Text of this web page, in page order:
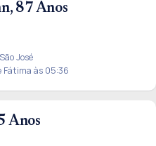
87 Anos
José
Fátima às 05:36
Anos